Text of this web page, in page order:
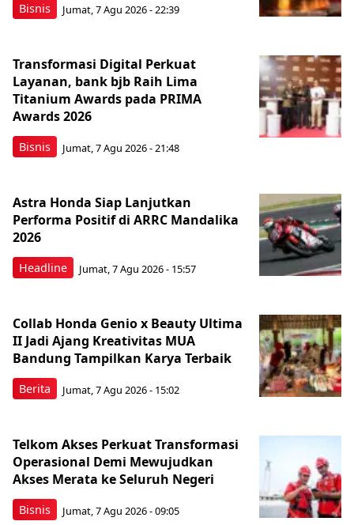
Bisnis Jumat, 7 Agu 2026 - 22:39
Bisnis
Transformasi Digital Perkuat
Layanan, bank bjb Raih Lima
Titanium Awards pada PRIMA
Awards 2026
Jumat, 7 Agu 2026 - 21:48
Headline
Astra Honda Siap Lanjutkan
Performa Positif di ARRC Mandalika
2026
Jumat, 7 Agu 2026 - 15:57
Berita
Collab Honda Genio x Beauty Ultima
II Jadi Ajang Kreativitas MUA
Bandung Tampilkan Karya Terbaik
Jumat, 7 Agu 2026 - 15:02
Bisnis
Telkom Akses Perkuat Transformasi
Operasional Demi Mewujudkan
Akses Merata ke Seluruh Negeri
Jumat, 7 Agu 2026 - 09:05